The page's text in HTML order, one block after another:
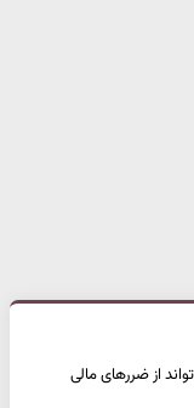
از ضررهای مالی